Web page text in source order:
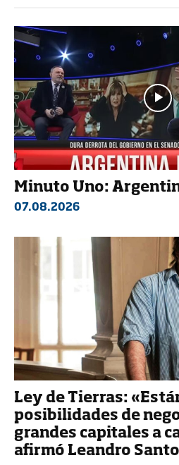
Minuto Uno:
07.08.2026
Ley de Tierras:
posibilidades de
grandes capitales a
afirmó Leandro